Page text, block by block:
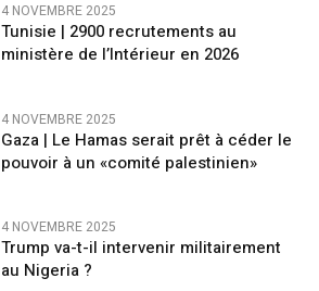
4 NOVEMBRE 2025
Tunisie | 2900 recrutements au
ministère de l’Intérieur en 2026
4 NOVEMBRE 2025
Gaza | Le Hamas serait prêt à céder le
pouvoir à un «comité palestinien»
4 NOVEMBRE 2025
Trump va-t-il intervenir militairement
au Nigeria ?